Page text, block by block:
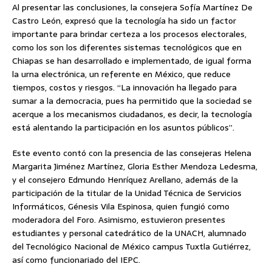
Al presentar las conclusiones, la consejera Sofía Martínez De
Castro León, expresó que la tecnología ha sido un factor
importante para brindar certeza a los procesos electorales,
como los son los diferentes sistemas tecnológicos que en
Chiapas se han desarrollado e implementado, de igual forma
la urna electrónica, un referente en México, que reduce
tiempos, costos y riesgos. “La innovación ha llegado para
sumar a la democracia, pues ha permitido que la sociedad se
acerque a los mecanismos ciudadanos, es decir, la tecnología
está alentando la participación en los asuntos públicos”.
Este evento contó con la presencia de las consejeras Helena
Margarita Jiménez Martínez, Gloria Esther Mendoza Ledesma,
y el consejero Edmundo Henríquez Arellano, además de la
participación de la titular de la Unidad Técnica de Servicios
Informáticos, Génesis Vila Espinosa, quien fungió como
moderadora del Foro. Asimismo, estuvieron presentes
estudiantes y personal catedrático de la UNACH, alumnado
del Tecnológico Nacional de México campus Tuxtla Gutiérrez,
así como funcionariado del IEPC.